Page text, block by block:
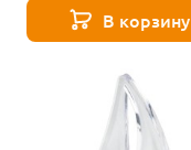
FL66201
В корзину